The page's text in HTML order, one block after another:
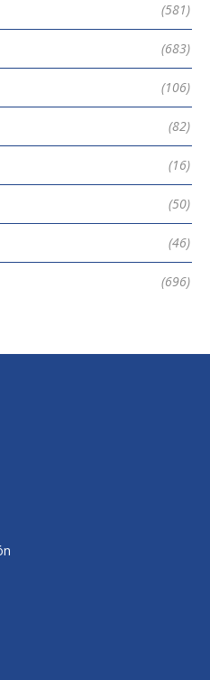
(581)
(683)
(106)
(82)
(16)
(50)
(46)
(696)